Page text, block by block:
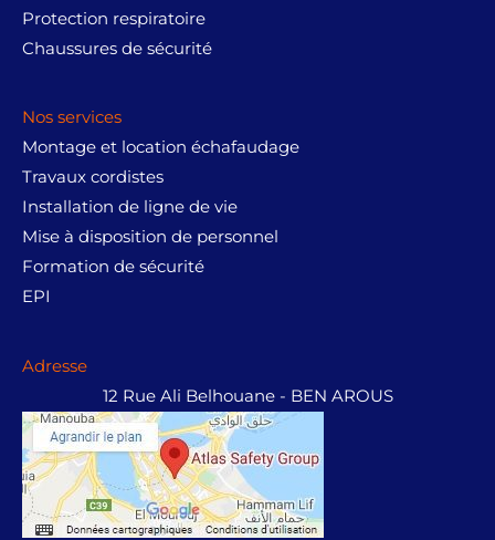
Protection respiratoire
Chaussures de sécurité
Nos services
Montage et location échafaudage
Travaux cordistes
Installation de ligne de vie
Mise à disposition de personnel
Formation de sécurité
EPI
Adresse
12 Rue Ali Belhouane - BEN AROUS